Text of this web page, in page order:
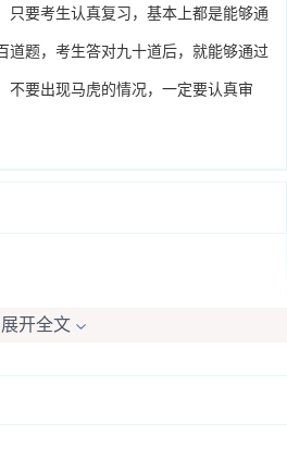
只要考生认真复习，基本上都是能够通
道题，考生答对九十道后，就能够通过
不要出现马虎的情况，一定要认真审
次通过率在80%-90%，平时多做题，错
展开全文